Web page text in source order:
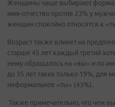
Женщины чаще выбирают
имя-отчество против 23% у
женщин спокойно относятся к
Возраст также влияет на
старше 45 лет каждый третий
нему обращалось на «вы» и по
до 35 лет таких только 19%, для
неформальное «ты» (43%).
Также примечательно, что чем